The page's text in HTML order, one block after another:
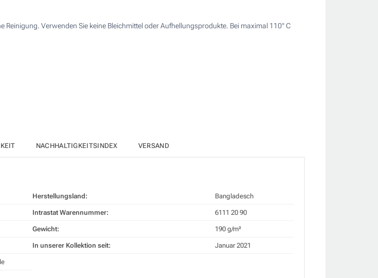
Verwenden Sie keine Bleichmittel oder Aufhellungsprodukte. Bei maximal 110° C
NACHHALTIGKEITSINDEX VERSAND
Herstellungsland: Bangladesch
Intrastat Warennummer: 6111 20 90
Gewicht: 190 g/m²
In unserer Kollektion seit: Januar 2021